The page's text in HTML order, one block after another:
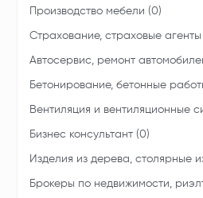
Производство мебели (0)
Страхование, страховые агенты
Автосервис, ремонт
Бетонирование, бетонные
Вентиляция и вентиляционные
Бизнес консультант (0)
Изделия из дерева, столярные
Брокеры по недвижимости,